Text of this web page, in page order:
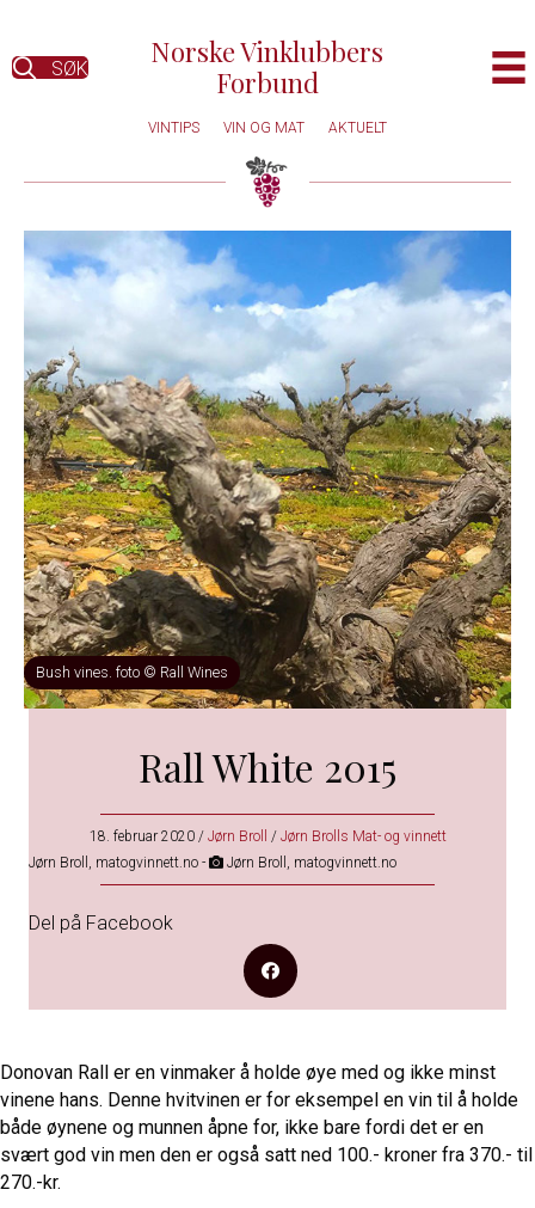
SØK
Norske Vinklubbers
Forbund
VINTIPS VIN OG MAT AKTUELT
Bush vines. foto ©️ Rall Wines
Rall White 2015
18. februar 2020 / Jørn Broll / Jørn Brolls Mat- og vinnett
Jørn Broll, matogvinnett.no -
Jørn Broll, matogvinnett.no
Del på Facebook
Donovan Rall er en vinmaker å holde øye med og ikke minst
vinene hans. Denne hvitvinen er for eksempel en vin til å holde
både øynene og munnen åpne for, ikke bare fordi det er en
svært god vin men den er også satt ned 100.- kroner fra 370.- til
270.-kr.